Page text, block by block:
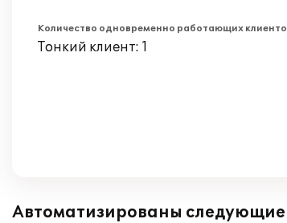
Количество одновременно работающих
Тонкий клиент: 1
Автоматизированы